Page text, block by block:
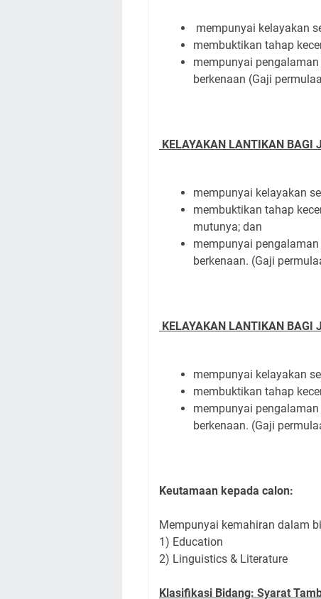
mempunyai kelayakan
membuktikan tahap
mempunyai
berkenaan (Gaji
KELAYAKAN LANTIKAN BAGI
mempunyai kelayakan
membuktikan tahap
mutunya; dan
mempunyai
berkenaan. (Gaji
KELAYAKAN LANTIKAN BAGI
mempunyai kelayakan
membuktikan tahap
mempunyai
berkenaan. (Gaji
Keutamaan kepada calon:
Mempunyai kemahiran dalam
1) Education
2) Linguistics & Literature
Klasifikasi Bidang: Syarat